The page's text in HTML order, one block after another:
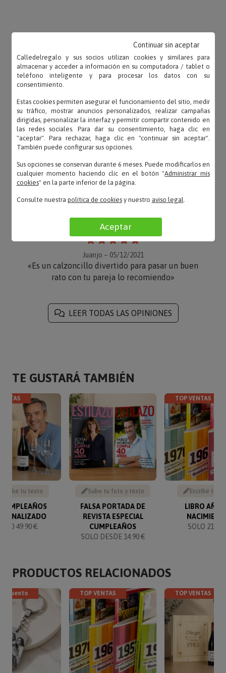
OPINIONES
«Super original el diseño y con una indirecta muy
sutil y graciosa»
Melisa – 09/12/2021
«Me a gustado muchísimo como estaba realizado
mas mod...»
Juanjo – 05/12/2021
«Es un calzoncillo divertido para pasar un buen
rato con tu pareja lo recomiendo»
LEER TODAS LAS OPINIONES
TE GUSTARÁ TAMBIÉN
tu texto
49.90 €
Sube tu foto y texto
FALSA PORTADA DE
REVISTA ESPECIAL
CUMPLEAÑOS
SOLO DESDE 14.90 €
TOP VENTAS
Escribe tu
LIBRO AÑO
SOLO 21.95
PRODUCTOS RELACIONADOS
TOP VENTAS TOP VENTAS
Calledelregalo y sus socios utilizan cookies y similares para
almacenar y acceder a información en su computadora / tablet o
teléfono inteligente y para procesar los datos con su
consentimiento.
Estas cookies permiten asegurar el funcionamiento del sitio, medir
su tráfico, mostrar anuncios personalizados, realizar campañas
dirigidas, personalizar la interfaz y permitir compartir contenido en
las redes sociales. Para dar su consentimiento, haga clic en
"aceptar". Para rechazar, haga clic en "continuar sin aceptar".
También puede configurar sus opciones.
Sus opciones se conservan durante 6 meses. Puede modificarlos en
cualquier momento haciendo clic en el botón "Administrar mis
cookies" en la parte inferior de la página.
Consulte nuestra política de cookiesy nuestro aviso legal
Aceptar
Continuar sin aceptar